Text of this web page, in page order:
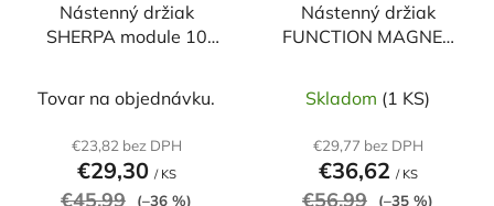
Nástenný držiak
SHERPA module 10
Tovar na objednávku.
€23,82 bez DPH
€29,30 / KS
€45,99 (–36 %)
Nástenný držiak
FUNCTION MAGNET
Skladom (1 KS)
€29,77 bez DPH
€36,62 / KS
€56,99 (–35 %)